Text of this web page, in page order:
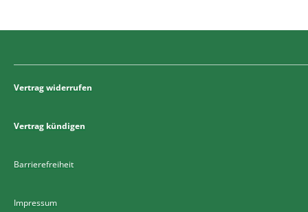
Vertrag widerrufen
Vertrag kündigen
Barrierefreiheit
Impressum